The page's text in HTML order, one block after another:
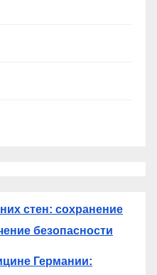
стен: сохранение
безопасности
Германии: